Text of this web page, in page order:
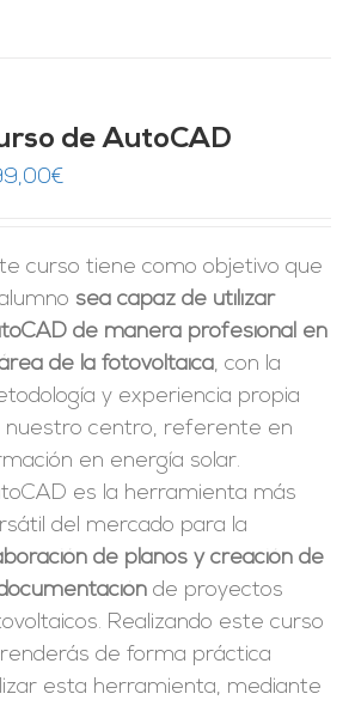
de AutoCAD
€
curso tiene como objetivo que
sea capaz de utilizar
de manera profesional en
de la fotovoltaica, con la
y experiencia propia
nuestro centro, referente en
en energía solar.
es la herramienta más
del mercado para la
de planos y creación de
de proyectos
Realizando este curso
de forma práctica
esta herramienta, mediante